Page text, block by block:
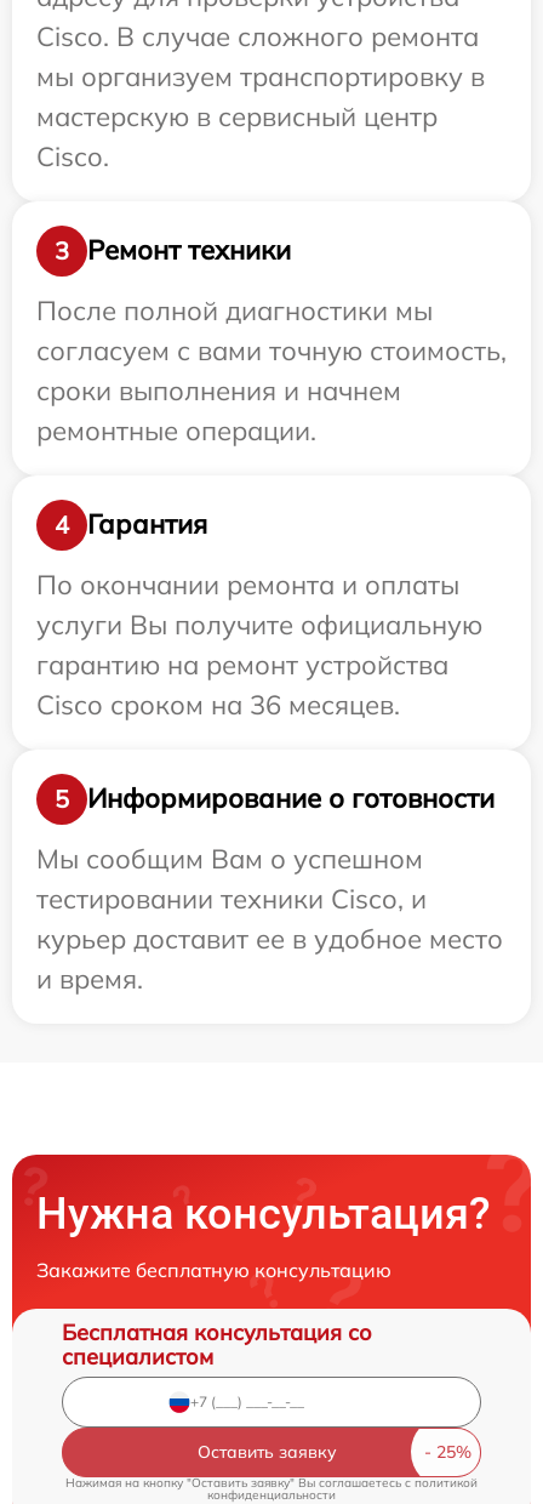
Cisco. В случае сложного ремонта
мы организуем транспортировку в
мастерскую в сервисный центр
Cisco.
3
Ремонт техники
После полной диагностики мы
согласуем с вами точную стоимость,
сроки выполнения и начнем
ремонтные операции.
4
Гарантия
По окончании ремонта и оплаты
услуги Вы получите официальную
гарантию на ремонт устройства
Cisco сроком на 36 месяцев.
5
Информирование о готовности
Мы сообщим Вам о успешном
тестировании техники Cisco, и
курьер доставит ее в удобное место
и время.
Нужна консультация?
Закажите бесплатную консультацию
Бесплатная консультация со
специалистом
Оставить заявку
Нажимая на кнопку "Оставить заявку" Вы соглашаетесь cполитикой
конфиденциальности